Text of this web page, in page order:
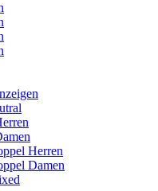
Herren
Damen